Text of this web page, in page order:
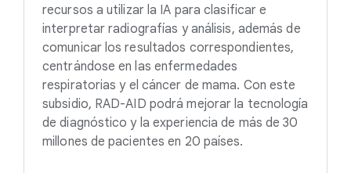
recursos a utilizar la IA para clasificar e
interpretar radiografías y análisis, además de
comunicar los resultados correspondientes,
centrándose en las enfermedades
respiratorias y el cáncer de mama. Con este
subsidio, RAD-AID podrá mejorar la tecnología
de diagnóstico y la experiencia de más de 30
millones de pacientes en 20 países.